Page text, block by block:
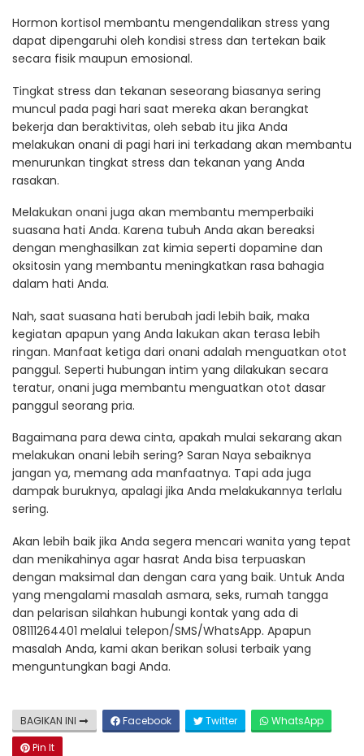
Hormon kortisol membantu mengendalikan stress yang
dapat dipengaruhi oleh kondisi stress dan tertekan baik
secara fisik maupun emosional.
Tingkat stress dan tekanan seseorang biasanya sering
muncul pada pagi hari saat mereka akan berangkat
bekerja dan beraktivitas, oleh sebab itu jika Anda
melakukan onani di pagi hari ini terkadang akan membantu
menurunkan tingkat stress dan tekanan yang Anda
rasakan.
Melakukan onani juga akan membantu memperbaiki
suasana hati Anda. Karena tubuh Anda akan bereaksi
dengan menghasilkan zat kimia seperti dopamine dan
oksitosin yang membantu meningkatkan rasa bahagia
dalam hati Anda.
Nah, saat suasana hati berubah jadi lebih baik, maka
kegiatan apapun yang Anda lakukan akan terasa lebih
ringan. Manfaat ketiga dari onani adalah menguatkan otot
panggul. Seperti hubungan intim yang dilakukan secara
teratur, onani juga membantu menguatkan otot dasar
panggul seorang pria.
Bagaimana para dewa cinta, apakah mulai sekarang akan
melakukan onani lebih sering? Saran Naya sebaiknya
jangan ya, memang ada manfaatnya. Tapi ada juga
dampak buruknya, apalagi jika Anda melakukannya terlalu
sering.
Akan lebih baik jika Anda segera mencari wanita yang tepat
dan menikahinya agar hasrat Anda bisa terpuaskan
dengan maksimal dan dengan cara yang baik. Untuk Anda
yang mengalami masalah asmara, seks, rumah tangga
dan pelarisan silahkan hubungi kontak yang ada di
08111264401 melalui telepon/SMS/WhatsApp. Apapun
masalah Anda, kami akan berikan solusi terbaik yang
menguntungkan bagi Anda.
BAGIKAN INI Facebook Twitter
WhatsApp
Pin It